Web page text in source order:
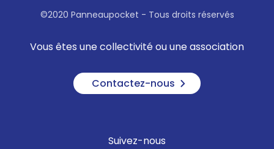
©2020 Panneaupocket - Tous droits réservés
Vous êtes une collectivité ou une association
Contactez-nous
Suivez-nous